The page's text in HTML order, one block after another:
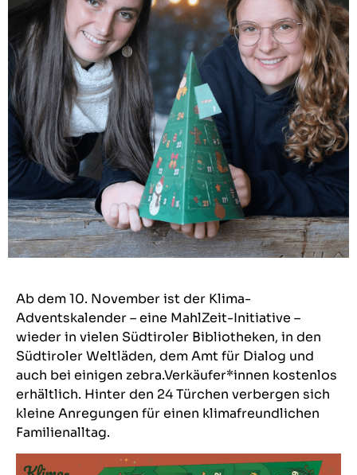
Ab dem 10. November ist der Klima-
Adventskalender – eine MahlZeit-Initiative –
wieder in vielen Südtiroler Bibliotheken, in den
Südtiroler Weltläden, dem Amt für Dialog und
auch bei einigen zebra.Verkäufer*innen kostenlos
erhältlich. Hinter den 24 Türchen verbergen sich
kleine Anregungen für einen klimafreundlichen
Familienalltag.